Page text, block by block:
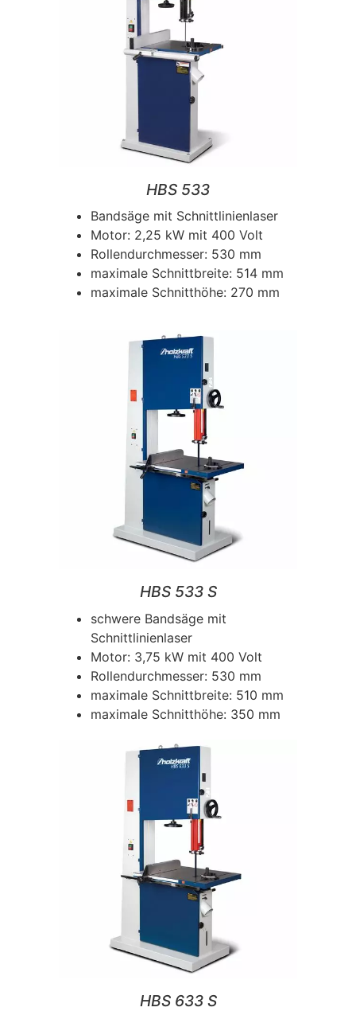
HBS 533
Bandsäge mit Schnittlinienlaser
Motor: 2,25 kW mit 400 Volt
Rollendurchmesser: 530 mm
maximale Schnittbreite: 514 mm
maximale Schnitthöhe: 270 mm
HBS 533 S
schwere Bandsäge mit
Schnittlinienlaser
Motor: 3,75 kW mit 400 Volt
Rollendurchmesser: 530 mm
maximale Schnittbreite: 510 mm
maximale Schnitthöhe: 350 mm
HBS 633 S